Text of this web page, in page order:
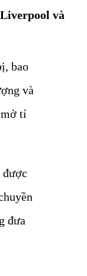
và
bao
và
tỉ
được
đưa